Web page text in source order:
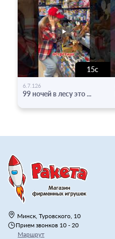
15с
6.7.126
99 ночей в лесу это ...
Минск, Туровского, 10
Прием звонков 10 - 20
Маршрут